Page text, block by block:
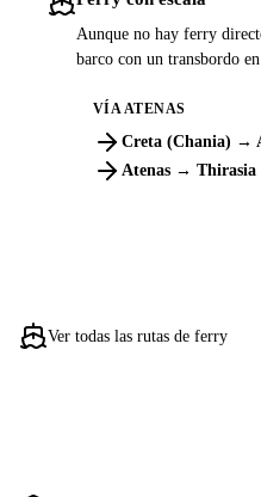
Aunque no hay ferry
barco con un transbordo en
VÍA ATENAS
Creta (Chania) →
Atenas → Thirasia
Ver todas las rutas de ferry